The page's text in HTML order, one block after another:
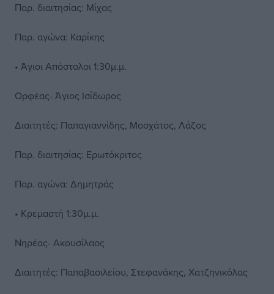
Παρ. διαιτησίας: Μίχας
Παρ. αγώνα: Καρίκης
• Άγιοι Απόστολοι 1:30μ.μ.
Ορφέας- Άγιος Ισίδωρος
Διαιτητές: Παπαγιαννίδης, Μοσχάτος, Λάζος
Παρ. διαιτησίας: Ερωτόκριτος
Παρ. αγώνα: Δημητράς
• Κρεμαστή 1:30μ.μ.
Νηρέας- Ακουσίλαος
Διαιτητές: Παπαβασιλείου, Στεφανάκης, Χατζηνικόλας